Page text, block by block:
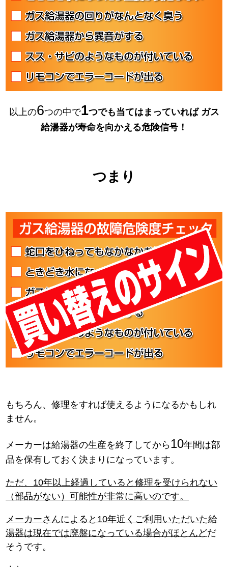
以上の6つの中で1つでも当てはまっていればガス
給湯器が寿命を向かえる危険信号！
つまり
もちろん、修理をすれば使えるようになるかもしれ
ません。
メーカーは給湯器の生産を終了してから10年間は部
品を保有しておく決まりになっています。
ただ、10年以上経過していると修理を受けられない
（部品がない）可能性が非常に高いのです。
メーカーさんによると10年近くご利用いただいた給
湯器は現在では廃盤になっている場合がほとんどだ
そうです。